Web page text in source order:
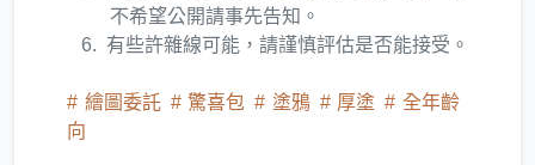
不希望公開請事先告知。
有些許雜線可能，請謹慎評估是否能接受。
繪圖委託 驚喜包 塗鴉 厚塗
全年齡
向